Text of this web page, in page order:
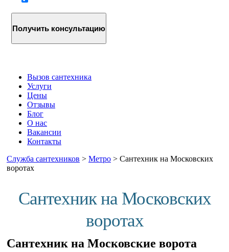
Вызов сантехника
Услуги
Цены
Отзывы
Блог
О нас
Вакансии
Контакты
Служба сантехников > Метро > Сантехник на Московских
воротах
Сантехник на Московских
воротах
Сантехник на Московские ворота